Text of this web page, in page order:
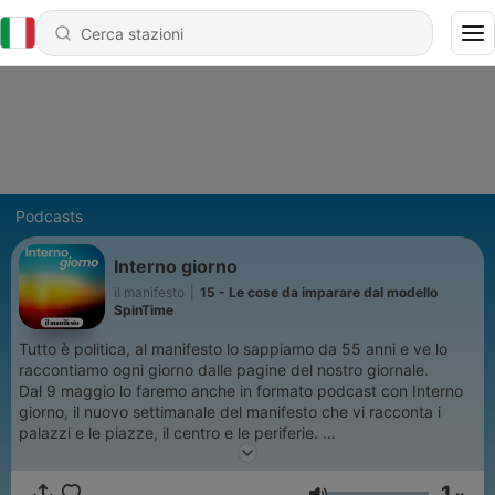
Podcasts
Interno giorno
il manifesto
15 - Le cose da imparare dal modello
SpinTime
Tutto è politica, al manifesto lo sappiamo da 55 anni e ve lo
raccontiamo ogni giorno dalle pagine del nostro giornale.
Dal 9 maggio lo faremo anche in formato podcast con Interno
giorno, il nuovo settimanale del manifesto che vi racconta i
palazzi e le piazze, il centro e le periferie.